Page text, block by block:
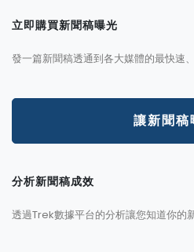
立即購買新聞稿曝光
發一篇新聞稿透通到各大媒體的最快速
讓新聞稿
分析新聞稿成效
透過Trek數據平台的分析讓您知道你的